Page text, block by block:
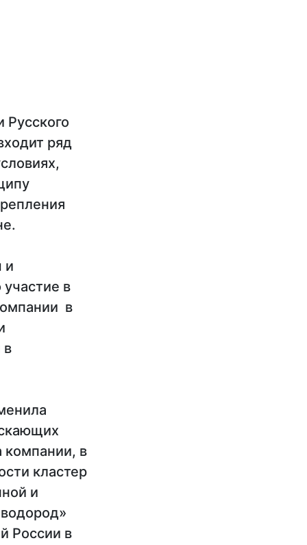
ряд
и
в
в
в
в
кластер
и
России в